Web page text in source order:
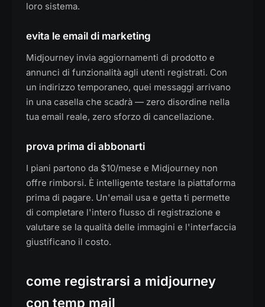
loro sistema.
evita le email di marketing
Midjourney invia aggiornamenti di prodotto e
annunci di funzionalità agli utenti registrati. Con
un indirizzo temporaneo, quei messaggi arrivano
in una casella che scadrà — zero disordine nella
tua email reale, zero sforzo di cancellazione.
prova prima di abbonarti
I piani partono da $10/mese e Midjourney non
offre rimborsi. È intelligente testare la piattaforma
prima di pagare. Un'email usa e getta ti permette
di completare l'intero flusso di registrazione e
valutare se la qualità delle immagini e l'interfaccia
giustificano il costo.
come registrarsi a midjourney
con temp mail